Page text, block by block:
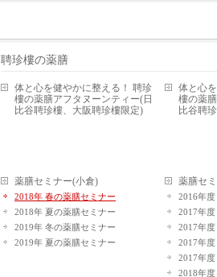
聘珍樓の薬膳
体と心を健やかに整える！ 聘珍
樓の薬膳アフタヌーンティー(日
比谷聘珍樓、大阪聘珍樓限定)
体と心
樓の薬
比谷聘
薬膳セミナー(小倉)
2018年 春の薬膳セミナー
2018年 夏の薬膳セミナー
2019年 冬の薬膳セミナー
2019年 夏の薬膳セミナー
薬膳セ
2016年
2017年
2017年
2017年
2017年
2018年